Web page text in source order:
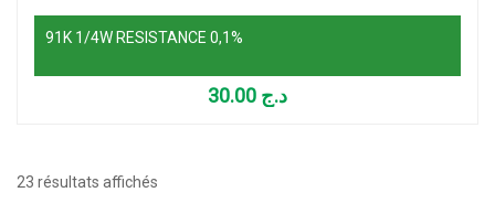
91K 1/4W RESISTANCE 0,1%
د.ج
23 résultats affichés